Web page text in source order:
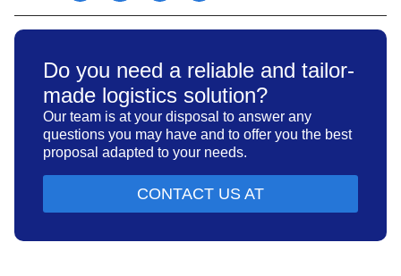
Do you need a reliable and tailor-
made logistics solution?
Our team is at your disposal to answer any
questions you may have and to offer you the best
proposal adapted to your needs.
CONTACT US AT